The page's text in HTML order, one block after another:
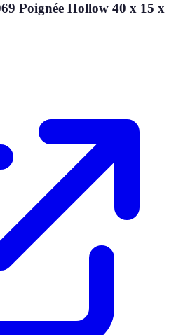
Poignée Hollow 40 x 15 x